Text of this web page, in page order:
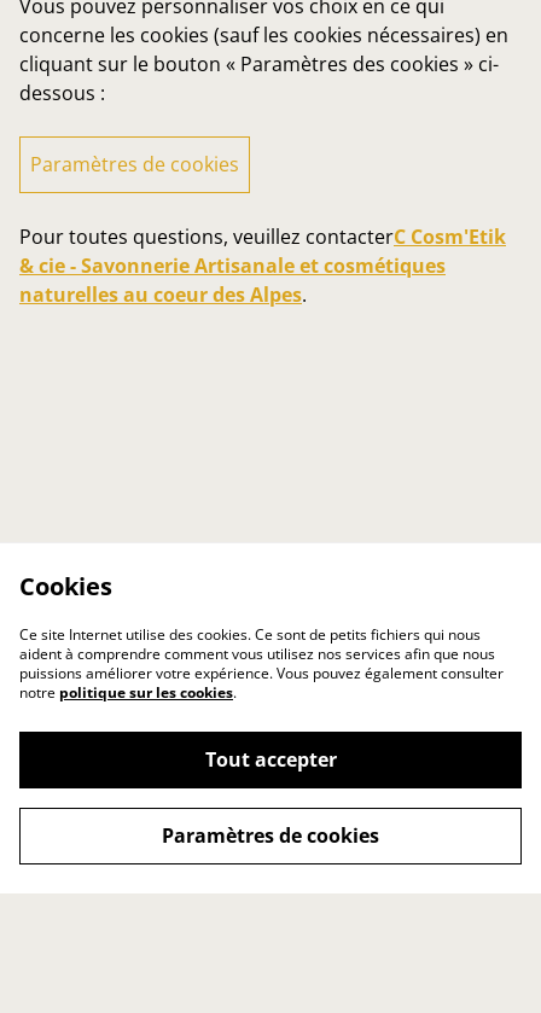
Vous pouvez personnaliser vos choix en ce qui
concerne les cookies (sauf les cookies nécessaires) en
cliquant sur le bouton « Paramètres des cookies » ci-
dessous :
Paramètres de cookies
Pour toutes questions, veuillez contacterC Cosm'Etik
& cie - Savonnerie Artisanale et cosmétiques
naturelles au coeur des Alpes.
Cookies
Ce site Internet utilise des cookies. Ce sont de petits fichiers qui nous
aident à comprendre comment vous utilisez nos services afin que nous
puissions améliorer votre expérience. Vous pouvez également consulter
notre politique sur les cookies.
Tout accepter
Paramètres de cookies